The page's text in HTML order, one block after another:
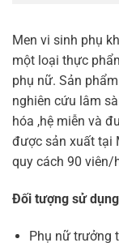
Men vi sinh phụ
một loại thực
phụ nữ. Sản
nghiên cứu lâm
hóa ,hệ miễn và
được sản xuất tại
quy cách 90 viên/
Đối tượng sử
Phụ nữ trưởng